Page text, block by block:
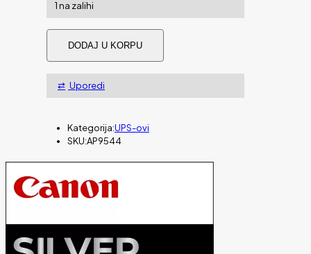
1 na zalihi
UPS
Network
Management
Card
for
UPS
DODAJ U KORPU
Uporedi
Kategorija:UPS-ovi
SKU:AP9544